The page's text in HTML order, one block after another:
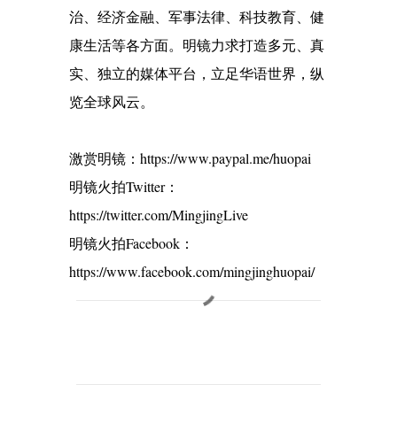
治、经济金融、军事法律、科技教育、健
康生活等各方面。明镜力求打造多元、真
实、独立的媒体平台，立足华语世界，纵
览全球风云。
激赏明镜：https://www.paypal.me/huopai
明镜火拍Twitter：
https://twitter.com/MingjingLive
明镜火拍Facebook：
https://www.facebook.com/mingjinghuopai/